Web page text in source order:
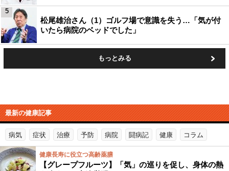
松尾雄治さん（1）ゴルフ場で意識を失う…「気が付
いたら病院のベッドでした」
5
もっとみる
最新の健康記事
病気 症状 治療 予防 病院 闘病記 健康 コラム
健康長寿に役立つ高齢薬膳
【グレープフルーツ】「気」の巡りを促し、身体の熱